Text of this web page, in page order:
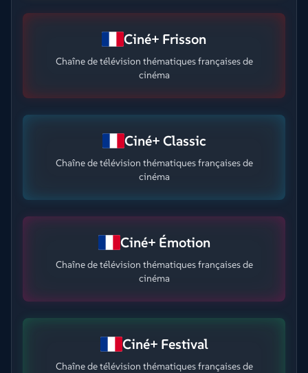
Ciné+ Frisson
Chaîne de télévision thématiques françaises de
cinéma
Ciné+ Classic
Chaîne de télévision thématiques françaises de
cinéma
Ciné+ Émotion
Chaîne de télévision thématiques françaises de
cinéma
Ciné+ Festival
Chaîne de télévision thématiques françaises de